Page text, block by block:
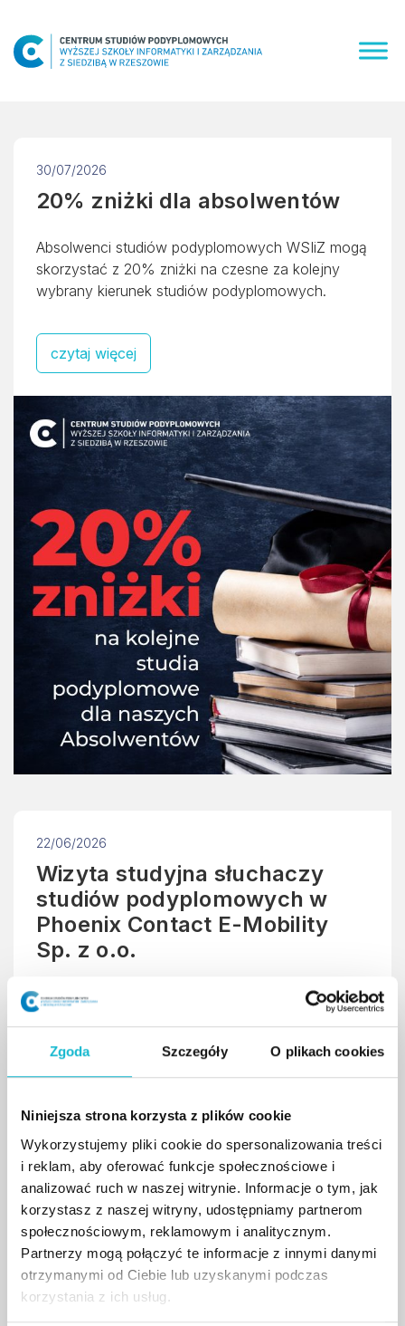
Zgoda Szczegóły O plikach cookies
Niniejsza strona korzysta z plików cookie
Wykorzystujemy pliki cookie do spersonalizowania treści
i reklam, aby oferować funkcje społecznościowe i
analizować ruch w naszej witrynie. Informacje o tym, jak
korzystasz z naszej witryny, udostępniamy partnerom
społecznościowym, reklamowym i analitycznym.
Partnerzy mogą połączyć te informacje z innymi danymi
otrzymanymi od Ciebie lub uzyskanymi podczas
korzystania z ich usług.
content
30/07/2026
20% zniżki dla absolwentów
Absolwenci studiów podyplomowych WSIiZ mogą
skorzystać z 20% zniżki na czesne za kolejny
wybrany kierunek studiów podyplomowych.
czytaj więcej
22/06/2026
Wizyta studyjna słuchaczy
studiów podyplomowych w
Phoenix Contact E-Mobility
Sp. z o.o.
Słuchacze studiów podyplomowych „Doradztwo
studyjną w Phoenix Contact E-Mobility Sp. z o.o.
w Rzeszowie.
czytaj więcej